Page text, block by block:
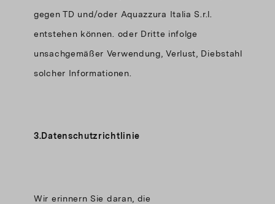
gegen TD und/oder Aquazzura Italia S.r.l.
entstehen können. oder Dritte infolge
unsachgemäßer Verwendung, Verlust, Diebstahl
solcher Informationen.
3.Datenschutzrichtlinie
Wir erinnern Sie daran, die